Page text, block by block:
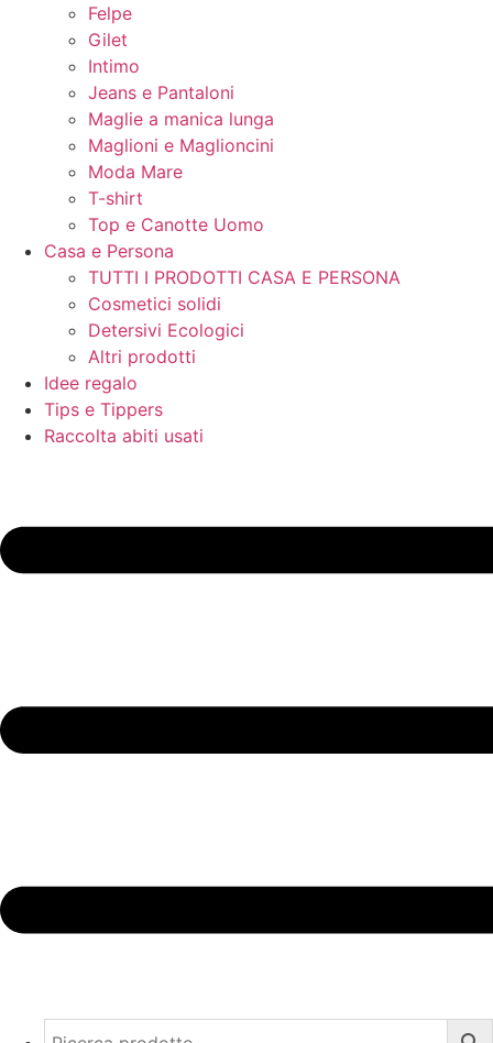
Felpe
Gilet
Intimo
Jeans e Pantaloni
Maglie a manica lunga
Maglioni e Maglioncini
Moda Mare
T-shirt
Top e Canotte Uomo
Casa e Persona
TUTTI I PRODOTTI CASA E PERSONA
Cosmetici solidi
Detersivi Ecologici
Altri prodotti
Idee regalo
Tips e Tippers
Raccolta abiti usati